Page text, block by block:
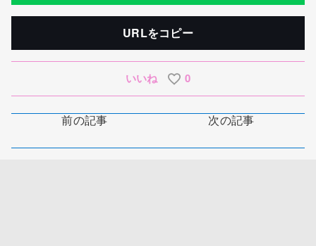
URLをコピー
いいね 0
前の記事 次の記事